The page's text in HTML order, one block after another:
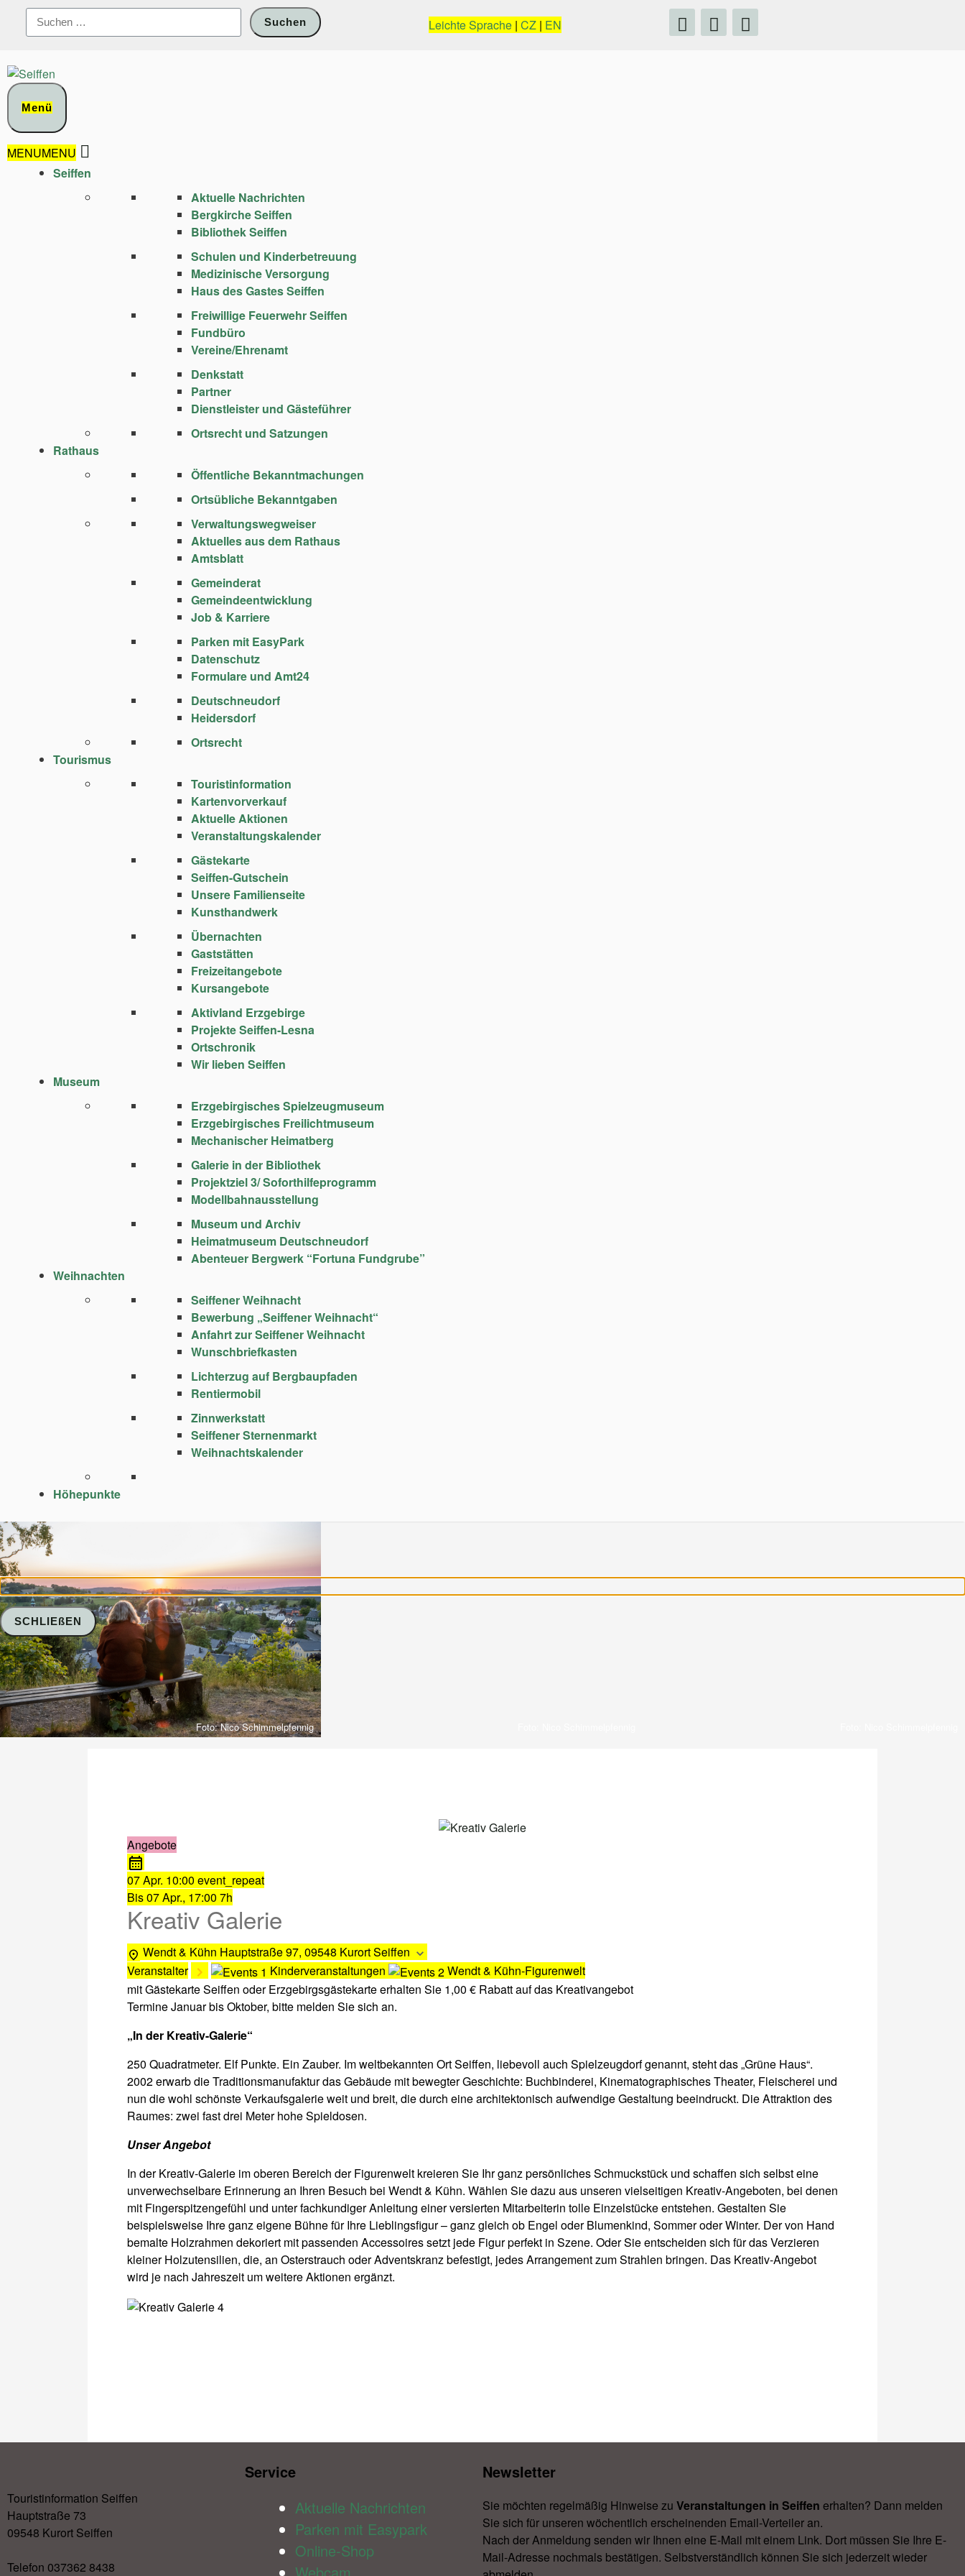
Suchen
nach:
Leichte Sprache | CZ | EN
Menü
MENUMENU
Seiffen
Aktuelle Nachrichten
Bergkirche Seiffen
Bibliothek Seiffen
Schulen und Kinder­betreuung
Medizinische Versorgung
Haus des Gastes Seiffen
Freiwillige Feuerwehr Seiffen
Fundbüro
Vereine/Ehrenamt
Denkstatt
Partner
Dienstleister und Gästeführer
Ortsrecht und Satzungen
Rathaus
Öffentliche Bekanntmachungen
Ortsübliche Bekanntgaben
Verwaltungswegweiser
Aktuelles aus dem Rathaus
Amtsblatt
Gemeinderat
Gemeindeentwicklung
Job & Karriere
Parken mit EasyPark
Datenschutz
Formulare und Amt24
Deutschneudorf
Heidersdorf
Ortsrecht
Tourismus
Touristinformation
Kartenvorverkauf
Aktuelle Aktionen
Veranstaltungskalender
Gästekarte
Seiffen-Gutschein
Unsere Familienseite
Kunsthandwerk
Übernachten
Gaststätten
Freizeitangebote
Kursangebote
Aktivland Erzgebirge
Projekte Seiffen-Lesna
Ortschronik
Wir lieben Seiffen
Museum
Erzgebirgisches Spielzeugmuseum
Erzgebirgisches Freilichtmuseum
Mechanischer Heimatberg
Galerie in der Bibliothek
Projektziel 3/ Soforthilfeprogramm
Modellbahnausstellung
Museum und Archiv
Heimatmuseum Deutschneudorf
Abenteuer Bergwerk “Fortuna Fundgrube”
Weihnachten
Seiffener Weihnacht
Bewerbung „Seiffener Weihnacht“
Anfahrt zur Seiffener Weihnacht
Wunschbriefkasten
Lichterzug auf Bergbaupfaden
Rentiermobil
Zinnwerkstatt
Seiffener Sternenmarkt
Weihnachtskalender
Höhepunkte
Foto: Nico Schimmelpfennig
Angebote
07 Apr. 10:00 event_repeat
Bis07 Apr., 17:00 7h
Kreativ Galerie
Wendt & Kühn Hauptstraße 97, 09548 Kurort Seiffen
Veranstalter
Kinderveranstaltungen
Wendt & Kühn-Figurenwelt
mit Gästekarte Seiffen oder Erzgebirgsgästekarte erhalten Sie 1,00 € Rabatt auf das Kreativangebot
Termine Januar bis Oktober, bitte melden Sie sich an.
„In der Kreativ-Galerie“
250 Quadratmeter. Elf Punkte. Ein Zauber. Im weltbekannten Ort Seiffen, liebevoll auch Spielzeugdorf genannt, steht das „Grüne Haus“.
2002 erwarb die Traditionsmanufaktur das Gebäude mit bewegter Geschichte: Buchbinderei, Kinematographisches Theater, Fleischerei und
nun die wohl schönste Verkaufsgalerie weit und breit, die durch eine architektonisch aufwendige Gestaltung beeindruckt. Die Attraktion des
Raumes: zwei fast drei Meter hohe Spieldosen.
Unser Angebot
In der Kreativ-Galerie im oberen Bereich der Figurenwelt kreieren Sie Ihr ganz persönliches Schmuckstück und schaffen sich selbst eine
unverwechselbare Erinnerung an Ihren Besuch bei Wendt & Kühn. Wählen Sie dazu aus unseren vielseitigen Kreativ-Angeboten, bei denen
mit Fingerspitzengefühl und unter fachkundiger Anleitung einer versierten Mitarbeiterin tolle Einzelstücke entstehen. Gestalten Sie
beispielsweise Ihre ganz eigene Bühne für Ihre Lieblingsfigur – ganz gleich ob Engel oder Blumenkind, Sommer oder Winter. Der von Hand
bemalte Holzrahmen dekoriert mit passenden Accessoires setzt jede Figur perfekt in Szene. Oder Sie entscheiden sich für das Verzieren
kleiner Holzutensilien, die, an Osterstrauch oder Adventskranz befestigt, jedes Arrangement zum Strahlen bringen. Das Kreativ-Angebot
wird je nach Jahreszeit um weitere Aktionen ergänzt.
Touristinformation Seiffen
Hauptstraße 73
09548 Kurort Seiffen
Telefon 037362 8438
Service​
Aktuelle Nachrichten
Parken mit Easypark
Online-Shop
Newsletter​
Sie möchten regelmäßig Hinweise zu Veranstal­tungen in Seiffen erhalten? Dann melden
Sie sich für unseren wöchentlich erscheinenden Email-Verteiler an.
Nach der Anmeldung senden wir Ihnen eine E-Mail mit einem Link. Dort müssen Sie Ihre E-
Mail-Adresse nochmals bestätigen. Selbstverständlich können Sie sich jederzeit wieder
SCHLIEßEN